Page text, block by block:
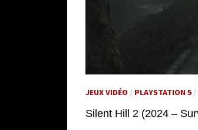
JEUX VIDÉO / PLAYSTATION 5 /
Silent Hill 2 (2024 –